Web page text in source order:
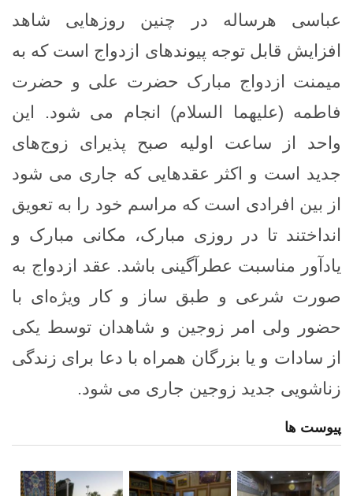
عباسی هرساله در چنین روزهایی شاهد
افزایش قابل توجه پیوندهای ازدواج است که به
میمنت ازدواج مبارک حضرت علی و حضرت
فاطمه (علیهما السلام) انجام می شود.
این
واحد از ساعت اولیه صبح پذیرای زوج‌های
جدید است و اکثر عقدهایی که جاری می شود
از بین افرادی است که مراسم خود را به تعویق
انداختند تا در روزی مبارک، مکانی مبارک و
یادآور مناسبت عطرآگینی باشد. عقد ازدواج به
صورت شرعی و طبق ساز و کار ویژه‌ای با
حضور ولی امر زوجین و شاهدان توسط یکی
از سادات و یا بزرگان همراه با دعا برای زندگی
زناشویی جدید زوجین جاری می شود.
پیوست ها